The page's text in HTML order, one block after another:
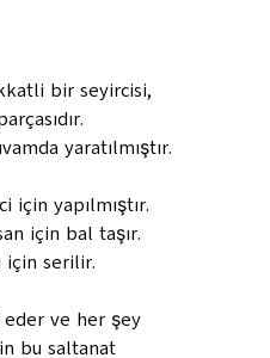
bir seyircisi,
yaratılmıştır.
için yapılmıştır.
için bal taşır.
için serilir.
ve her şey
bu saltanat